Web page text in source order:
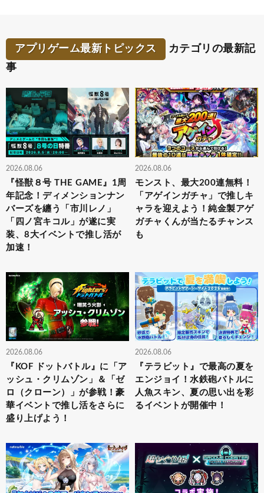
アプリゲーム最新トピックス
カテゴリの最新記
事
2026.08.06
『怪獣８号 THE GAME』1周
年記念！ディメンションナン
バーズを纏う「市川レノ」
「四ノ宮キコル」が遂に実
装、8大イベントで推し活が
加速！
2026.08.06
モンスト、最大200連無料！
「アゲインガチャ」で推しキ
ャラを迎えよう！純金製アゲ
ガチャくんが当たるチャンス
も
2026.08.06
『KOF ドットバトル』に「ア
ッシュ・クリムゾン」＆「ゼ
ロ（クローン）」が参戦！豪
華イベントで推し活をさらに
盛り上げよう！
2026.08.06
『テラビット』で最高の夏を
エンジョイ！水鉄砲バトルに
人魚スキン、夏の思い出を彩
るイベントが開催中！